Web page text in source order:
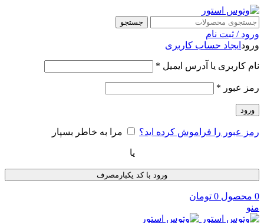
جستجو
ورود / ثبت نام
ورود ایجاد حساب کاربری
نام کاربری یا آدرس ایمیل *
رمز عبور *
ورود
رمز عبور را فراموش کرده اید؟ مرا به خاطر بسپار
یا
ورود با کد یکبارمصرف
0 محصول 0 تومان
منو